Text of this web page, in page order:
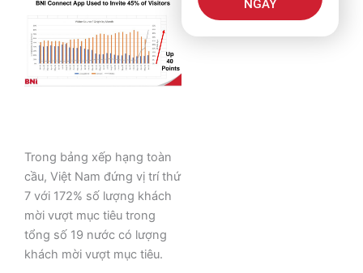
Trong bảng xếp hạng toàn
cầu, Việt Nam đứng vị trí thứ
7 với 172% số lượng khách
mời vượt mục tiêu trong
tổng số 19 nước có lượng
khách mời vượt mục tiêu.
NGAY